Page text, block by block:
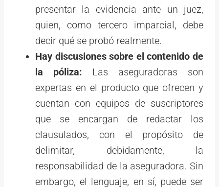
presentar la evidencia ante un juez,
quien, como tercero imparcial, debe
decir qué se probó realmente.
Hay discusiones sobre el contenido de
la póliza: Las aseguradoras son
expertas en el producto que ofrecen y
cuentan con equipos de suscriptores
que se encargan de redactar los
clausulados, con el propósito de
delimitar, debidamente, la
responsabilidad de la aseguradora. Sin
embargo, el lenguaje, en sí, puede ser